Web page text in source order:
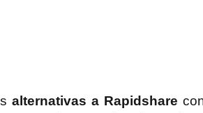
alternativas a Rapidshare